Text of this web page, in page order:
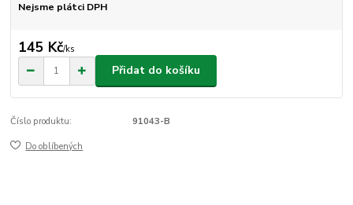
Nejsme plátci DPH
145 Kč/ks
Přidat do košíku
Číslo produktu: 91043-B
Do oblíbených